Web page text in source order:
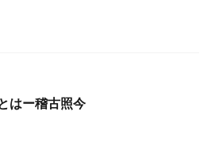
はー稽古照今